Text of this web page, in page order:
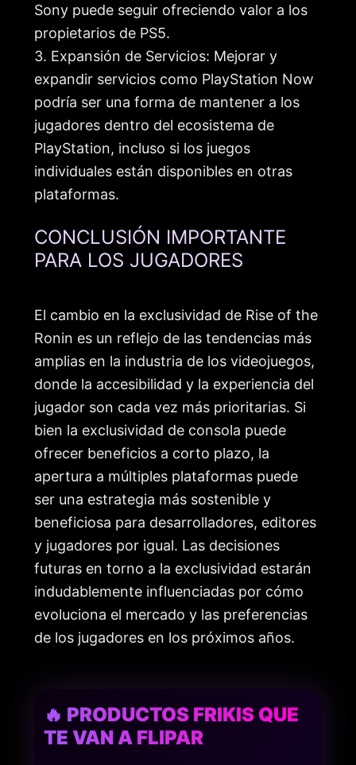
Sony puede seguir ofreciendo valor a los
propietarios de PS5.
3. Expansión de Servicios: Mejorar y
expandir servicios como PlayStation Now
podría ser una forma de mantener a los
jugadores dentro del ecosistema de
PlayStation, incluso si los juegos
individuales están disponibles en otras
plataformas.
CONCLUSIÓN IMPORTANTE
PARA LOS JUGADORES
El cambio en la exclusividad de Rise of the
Ronin es un reflejo de las tendencias más
amplias en la industria de los videojuegos,
donde la accesibilidad y la experiencia del
jugador son cada vez más prioritarias. Si
bien la exclusividad de consola puede
ofrecer beneficios a corto plazo, la
apertura a múltiples plataformas puede
ser una estrategia más sostenible y
beneficiosa para desarrolladores, editores
y jugadores por igual. Las decisiones
futuras en torno a la exclusividad estarán
indudablemente influenciadas por cómo
evoluciona el mercado y las preferencias
de los jugadores en los próximos años.
🔥 PRODUCTOS FRIKIS QUE
TE VAN A FLIPAR